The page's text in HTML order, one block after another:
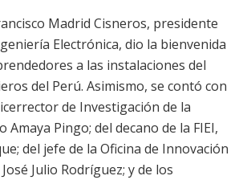
Madrid Cisneros, presidente
Electrónica, dio la bienvenida
a las instalaciones del
del Perú. Asimismo, se contó con
de Investigación de la
Amaya Pingo; del decano de la FIEI,
del jefe de la Oficina de Innovación
Julio Rodríguez; y de los